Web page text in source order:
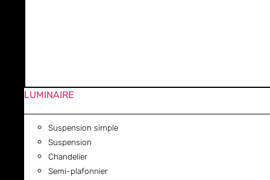
LUMINAIRE
Suspension simple
Suspension
Chandelier
Semi-plafonnier